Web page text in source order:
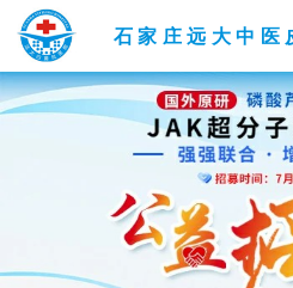
石家庄远大中医